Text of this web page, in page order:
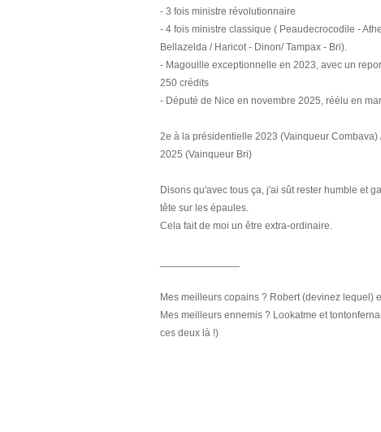
- 3 fois ministre révolutionnaire
- 4 fois ministre classique ( Peaudecrocodile -
Bellazelda / Haricot - Dinon/ Tampax - Bri).
- Magouille exceptionnelle en 2023, avec un
250 crédits
- Député de Nice en novembre 2025, réélu en
2e à la présidentielle 2023 (Vainqueur Combava)
2025 (Vainqueur Bri)
Disons qu'avec tous ça, j'ai sût rester humble et
tête sur les épaules.
Cela fait de moi un être extra-ordinaire.
Mes meilleurs copains ? Robert (devinez lequel)
Mes meilleurs ennemis ? Lookatme et
ces deux là !)